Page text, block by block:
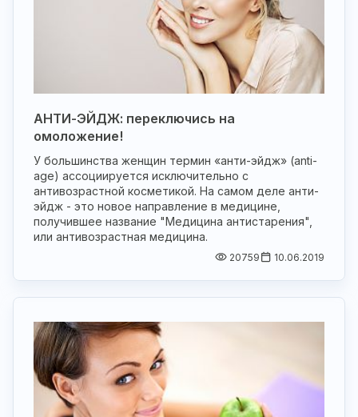
АНТИ-ЭЙДЖ: переключись на
омоложение!
У большинства женщин термин «анти-эйдж» (anti-
age) ассоциируется исключительно с
антивозрастной косметикой. На самом деле анти-
эйдж - это новое направление в медицине,
получившее название "Медицина антистарения",
или антивозрастная медицина.
20759 10.06.2019